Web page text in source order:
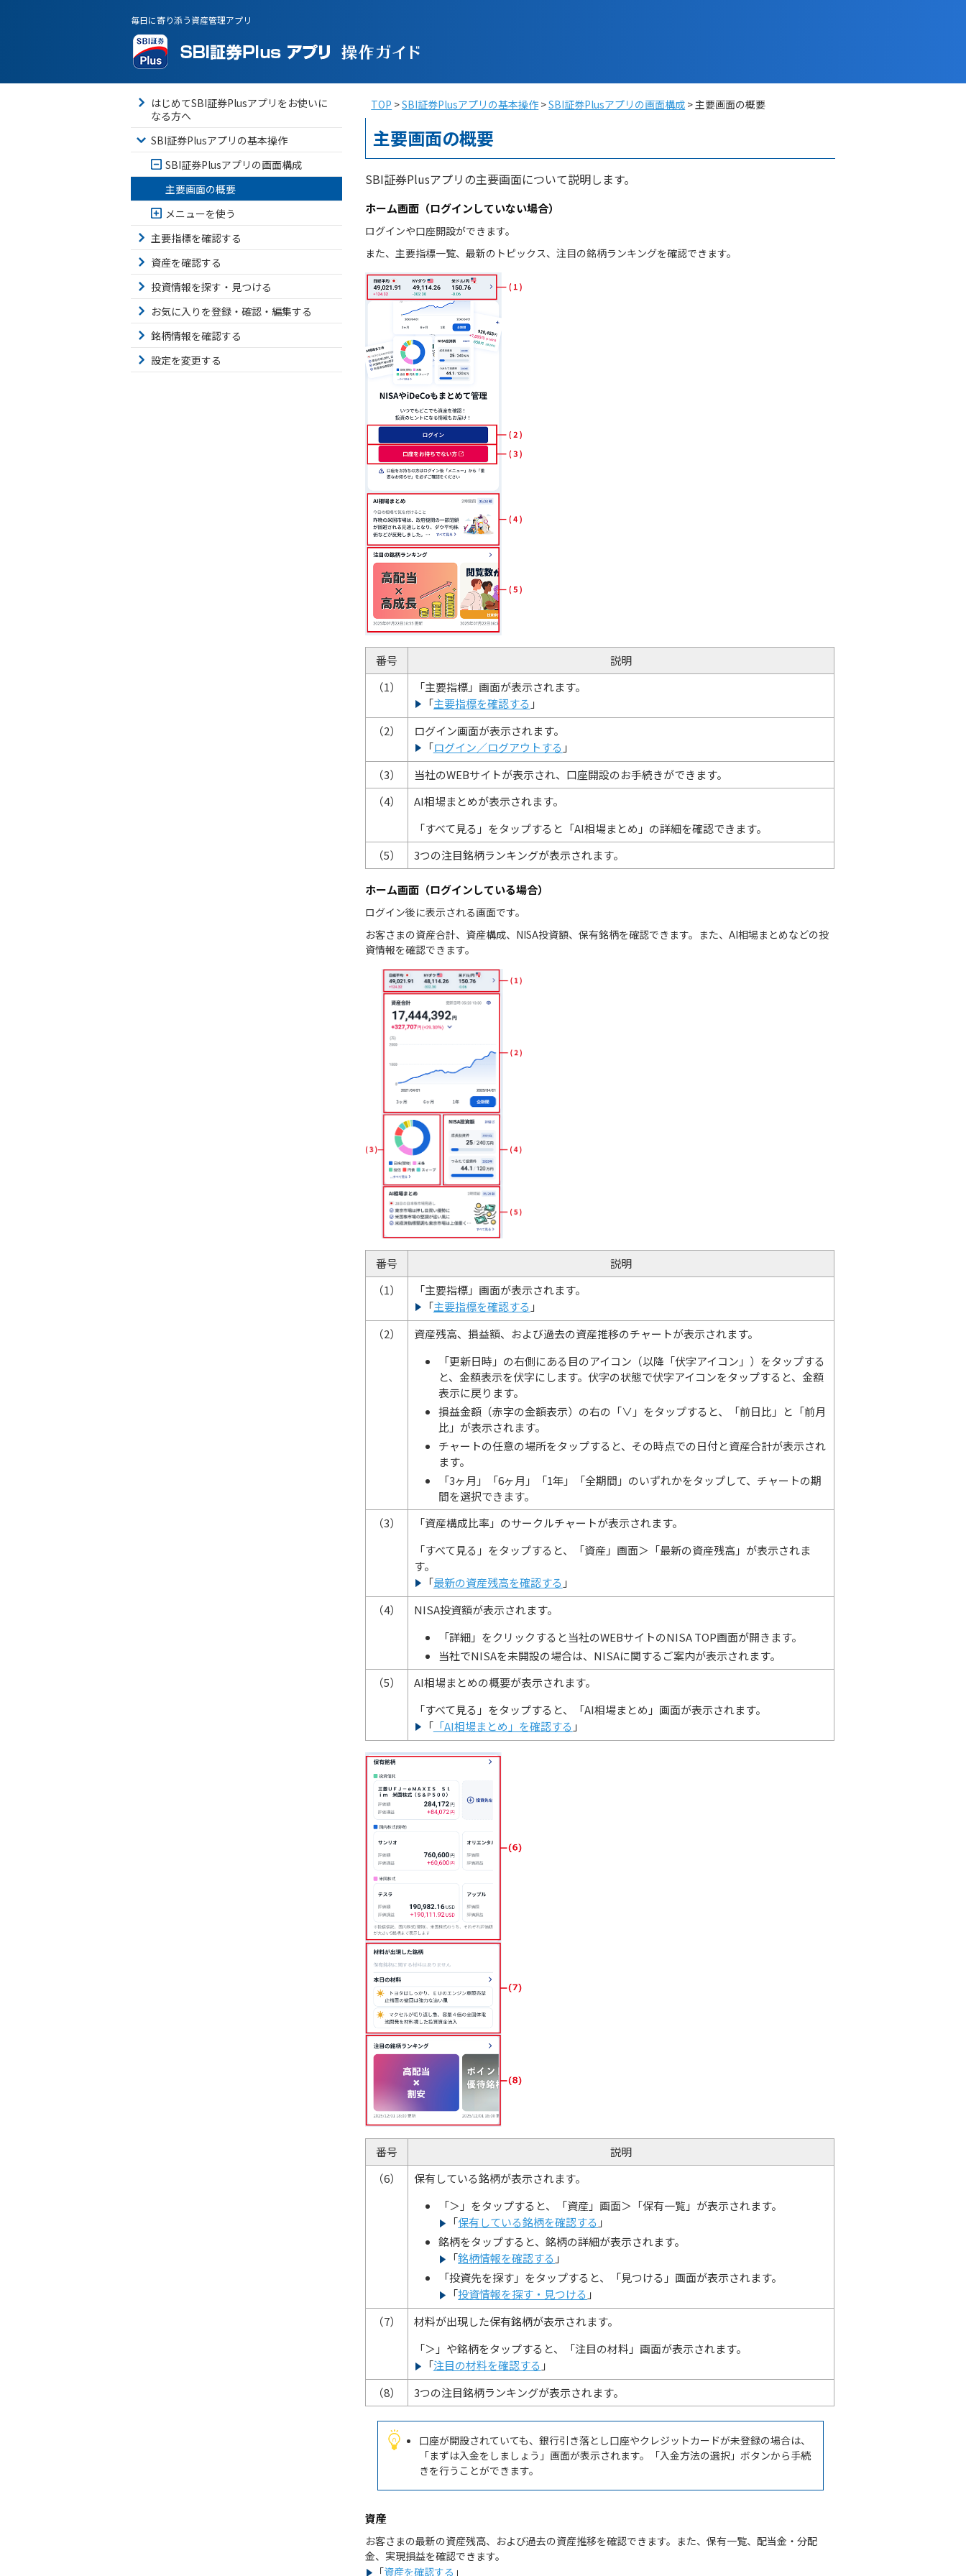
毎日に寄り添う資産管理アプリ
TOP SBI証券Plusアプリの基本操作 SBI証券Plusアプリの画面構成 主要画面の概要
主要画面の概要
SBI証券Plusアプリの主要画面について説明します。
ホーム画面（ログインしていない場合）
ログインや口座開設ができます。
また、主要指標一覧、最新のトピックス、注目の銘柄ランキングを確認できます。
番号
説明
（1）
「主要指標」画面が表示されます。
「主要指標を確認する 」
（2）
ログイン画面が表示されます。
「ログイン／ログアウトする 」
（3）
当社のWEBサイトが表示され、口座開設のお手続きができます。
（4）
AI相場まとめが表示されます。
「すべて見る」をタップすると「AI相場まとめ」の詳細を確認できます。
（5）
3つの注目銘柄ランキングが表示されます。
ホーム画面（ログインしている場合）
ログイン後に表示される画面です。
お客さまの資産合計、資産構成、NISA投資額、保有銘柄を確認できます。また、AI相場まとめなどの投
資情報を確認できます。
番号
説明
（1）
「主要指標」画面が表示されます。
「主要指標を確認する 」
（2）
資産残高、損益額、および過去の資産推移のチャートが表示されます。
「更新日時」の右側にある目のアイコン（以降「伏字アイコン」）をタップする
と、金額表示を伏字にします。伏字の状態で伏字アイコンをタップすると、金額
表示に戻ります。
損益金額（赤字の金額表示）の右の「∨」をタップすると、「前日比」と「前月
比」が表示されます。
チャートの任意の場所をタップすると、その時点での日付と資産合計が表示され
ます。
「3ヶ月」「6ヶ月」「1年」「全期間」のいずれかをタップして、チャートの期
間を選択できます。
（3）
「資産構成比率」のサークルチャートが表示されます。
「すべて見る」をタップすると、「資産」画面＞「最新の資産残高」が表示されま
す。
「最新の資産残高を確認する 」
（4）
NISA投資額が表示されます。
「詳細」をクリックすると当社のWEBサイトのNISA TOP画面が開きます。
当社でNISAを未開設の場合は、NISAに関するご案内が表示されます。
（5）
AI相場まとめの概要が表示されます。
「すべて見る」をタップすると、「AI相場まとめ」画面が表示されます。
「「AI相場まとめ」を確認する 」
番号
説明
（6）
保有している銘柄が表示されます。
「＞」をタップすると、「資産」画面＞「保有一覧」が表示されます。
「保有している銘柄を確認する 」
銘柄をタップすると、銘柄の詳細が表示されます。
「銘柄情報を確認する 」
「投資先を探す」をタップすると、「見つける」画面が表示されます。
「投資情報を探す・見つける 」
（7）
材料が出現した保有銘柄が表示されます。
「＞」や銘柄をタップすると、「注目の材料」画面が表示されます。
「注目の材料を確認する 」
（8）
3つの注目銘柄ランキングが表示されます。
口座が開設されていても、銀行引き落とし口座やクレジットカードが未登録の場合は、
「まずは入金をしましょう」画面が表示されます。「入金方法の選択」ボタンから手続
きを行うことができます。
資産
お客さまの最新の資産残高、および過去の資産推移を確認できます。また、保有一覧、配当金・分配
金、実現損益を確認できます。
「資産を確認する 」